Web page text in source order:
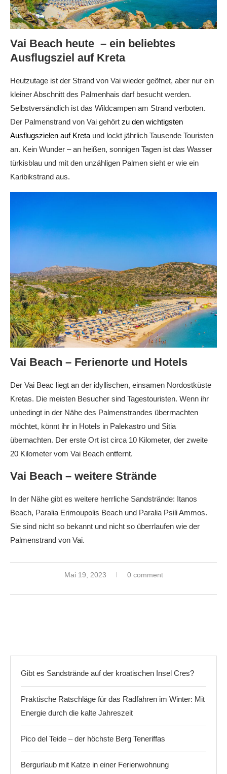
Vai Beach heute – ein beliebtes
Ausflugsziel auf Kreta
Heutzutage ist der Strand von Vai wieder geöfnet, aber nur ein
kleiner Abschnitt des Palmenhais darf besucht werden.
Selbstversändlich ist das Wildcampen am Strand verboten.
Der Palmenstrand von Vai gehört zu den wichtigsten
Ausflugszielen auf Kreta und lockt jährlich Tausende Touristen
an. Kein Wunder – an heißen, sonnigen Tagen ist das Wasser
türkisblau und mit den unzähligen Palmen sieht er wie ein
Karibikstrand aus.
Vai Beach – Ferienorte und Hotels
Der Vai Beac liegt an der idyllischen, einsamen Nordostküste
Kretas. Die meisten Besucher sind Tagestouristen. Wenn ihr
unbedingt in der Nähe des Palmenstrandes überrnachten
möchtet, könnt ihr in Hotels in Palekastro und Sitia
übernachten. Der erste Ort ist circa 10 Kilometer, der zweite
20 Kilometer vom Vai Beach entfernt.
Vai Beach – weitere Strände
In der Nähe gibt es weitere herrliche Sandstrände: Itanos
Beach, Paralia Erimoupolis Beach und Paralia Psili Ammos.
Sie sind nicht so bekannt und nicht so überrlaufen wie der
Palmenstrand von Vai.
Mai 19, 2023 0 comment
Gibt es Sandstrände auf der kroatischen Insel Cres?
Praktische Ratschläge für das Radfahren im Winter: Mit
Energie durch die kalte Jahreszeit
Pico del Teide – der höchste Berg Teneriffas
Bergurlaub mit Katze in einer Ferienwohnung